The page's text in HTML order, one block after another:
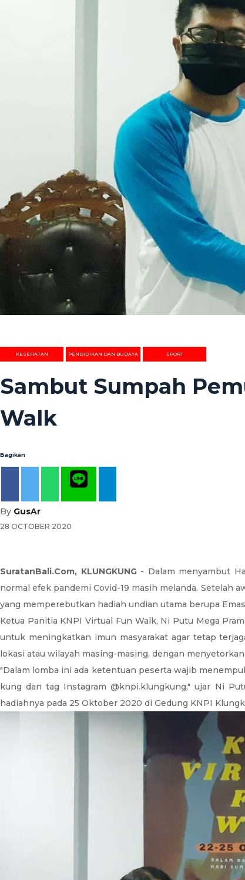
KESEHATAN PENDIDIKAN DAN BUDAYA SPORT
Sambut Sumpah
Walk
Bagikan
By GusAr
28 OCTOBER 2020
SuratanBali.Com, KLUNGKUNG- Dalam menyambut
normal efek pandemi Covid-19 masih melanda. Setelah
yang memperebutkan hadiah undian utama berupa
Ketua Panitia KNPI Virtual Fun Walk, Ni Putu Mega
untuk meningkatkan imun masyarakat agar tetap
lokasi atau wilayah masing-masing, dengan
"Dalam lomba ini ada ketentuan peserta wajib
kung dan tag Instagram @knpi.klungkung," ujar Ni
hadiahnya pada 25 Oktober 2020 di Gedung KNPI